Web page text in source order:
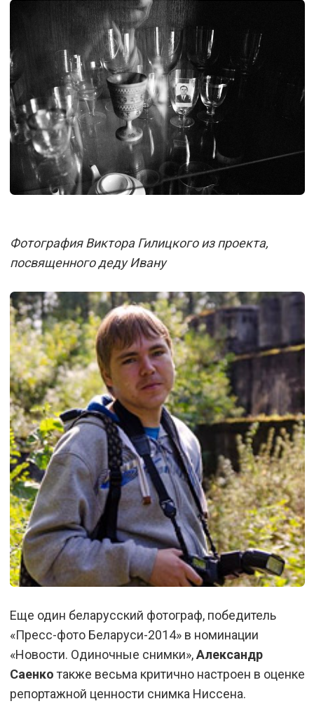
Фотография Виктора Гилицкого из проекта,
посвященного деду Ивану
Еще один беларусский фотограф, победитель
«Пресс-фото Беларуси-2014» в номинации
«Новости. Одиночные снимки»,Александр
Саенкотакже весьма критично настроен в оценке
репортажной ценности снимка Ниссена.